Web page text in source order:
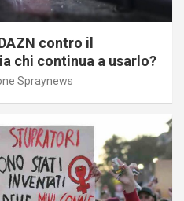
contro il
chi continua a usarlo?
Spraynews